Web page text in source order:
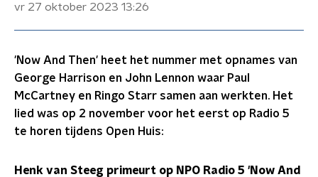
vr 27 oktober 2023 13:26
'Now And Then' heet het nummer met opnames van
George Harrison en John Lennon waar Paul
McCartney en Ringo Starr samen aan werkten. Het
lied was op 2 november voor het eerst op Radio 5
te horen tijdens Open Huis:
Henk van Steeg primeurt op NPO Radio 5 'Now And